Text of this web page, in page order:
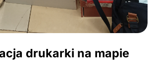
drukarki na mapie